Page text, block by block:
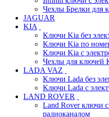
Чехлы Брелки для
JAGUAR
KIA
Ключи Kia без
Ключи Kia по
Ключи Kia с
Чехлы для ключей
LADA VAZ
Ключи Lada без
Ключи Lada с
LAND ROVER
Land Rover ключи
радиоканалом